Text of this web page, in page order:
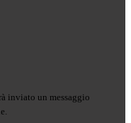
inviato un messaggio